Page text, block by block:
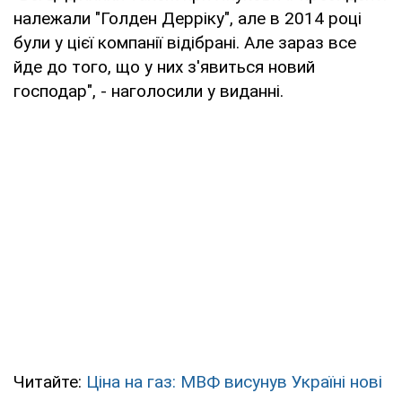
належали "Голден Дерріку", але в 2014 році
були у цієї компанії відібрані. Але зараз все
йде до того, що у них з'явиться новий
господар", - наголосили у виданні.
Читайте: Ціна на газ: МВФ висунув Україні нові